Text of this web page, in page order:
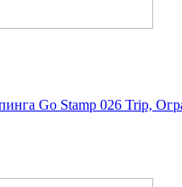
Go Stamp 026 Trip,